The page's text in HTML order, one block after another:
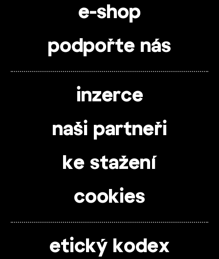
e-shop
podpořte nás
inzerce
naši partneři
ke stažení
cookies
etický kodex